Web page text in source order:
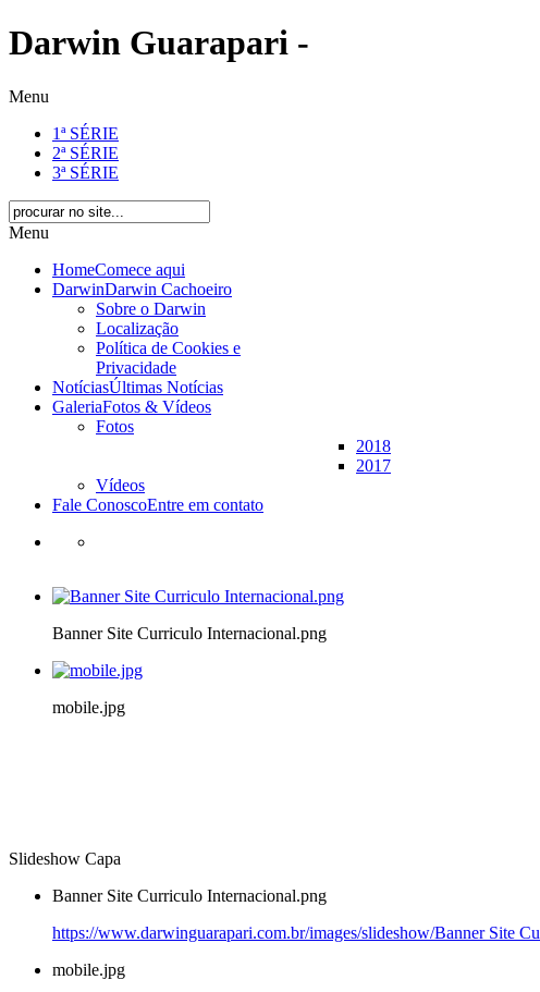
Darwin Guarapari -
Menu
1ª SÉRIE
2ª SÉRIE
3ª SÉRIE
Menu
HomeComece aqui
DarwinDarwin Cachoeiro
Sobre o Darwin
Localização
Política de Cookies e
Privacidade
NotíciasÚltimas Notícias
GaleriaFotos & Vídeos
Fotos
2018
2017
Vídeos
Fale ConoscoEntre em contato
Banner Site Curriculo Internacional.png
mobile.jpg
Slideshow Capa
Banner Site Curriculo Internacional.png
https://www.darwinguarapari.com.br/images/slideshow/Banner Site
mobile.jpg